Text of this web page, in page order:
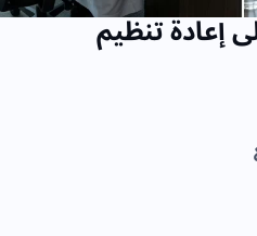
إعادة تنظيم